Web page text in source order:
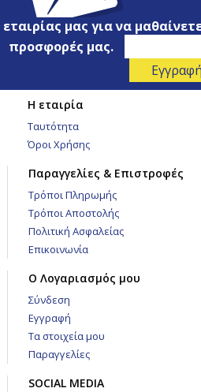
εταιρίας μας για να
προσφορές μας.
Η εταιρία
Ταυτότητα
Όροι Χρήσης
Παραγγελίες & Επιστροφές
Τρόποι Πληρωμής
Τρόποι Αποστολής
Πολιτική Ασφαλείας
Επικοινωνία
Ο Λογαριασμός μου
Σύνδεση
Εγγραφή
Τα στοιχεία μου
Παραγγελίες
SOCIAL MEDIA